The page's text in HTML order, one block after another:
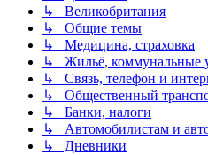
↳ Великобритания
↳ Общие темы
↳ Медицина, страховка
↳ Жильё, коммунальные
↳ Связь, телефон и
↳ Общественный
↳ Банки, налоги
↳ Автомобилистам и
↳ Дневники